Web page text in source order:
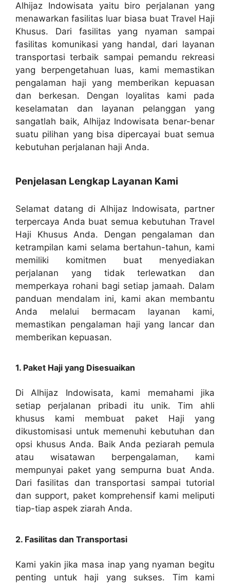
Alhijaz Indowisata yaitu biro perjalanan yang
menawarkan fasilitas luar biasa buat Travel Haji
Khusus. Dari fasilitas yang nyaman sampai
fasilitas komunikasi yang handal, dari layanan
transportasi terbaik sampai pemandu rekreasi
yang berpengetahuan luas, kami memastikan
pengalaman haji yang memberikan kepuasan
dan berkesan. Dengan loyalitas kami pada
keselamatan dan layanan pelanggan yang
sangatlah baik, Alhijaz Indowisata benar-benar
suatu pilihan yang bisa dipercayai buat semua
kebutuhan perjalanan haji Anda.
Penjelasan Lengkap Layanan Kami
Selamat datang di Alhijaz Indowisata, partner
terpercaya Anda buat semua kebutuhan Travel
Haji Khusus Anda. Dengan pengalaman dan
ketrampilan kami selama bertahun-tahun, kami
memiliki komitmen buat menyediakan
perjalanan yang tidak terlewatkan dan
memperkaya rohani bagi setiap jamaah. Dalam
panduan mendalam ini, kami akan membantu
Anda melalui bermacam layanan kami,
memastikan pengalaman haji yang lancar dan
memberikan kepuasan.
1. Paket Haji yang Disesuaikan
Di Alhijaz Indowisata, kami memahami jika
setiap perjalanan pribadi itu unik. Tim ahli
khusus kami membuat paket Haji yang
dikustomisasi untuk memenuhi kebutuhan dan
opsi khusus Anda. Baik Anda peziarah pemula
atau wisatawan berpengalaman, kami
mempunyai paket yang sempurna buat Anda.
Dari fasilitas dan transportasi sampai tutorial
dan support, paket komprehensif kami meliputi
tiap-tiap aspek ziarah Anda.
2. Fasilitas dan Transportasi
Kami yakin jika masa inap yang nyaman begitu
penting untuk haji yang sukses. Tim kami